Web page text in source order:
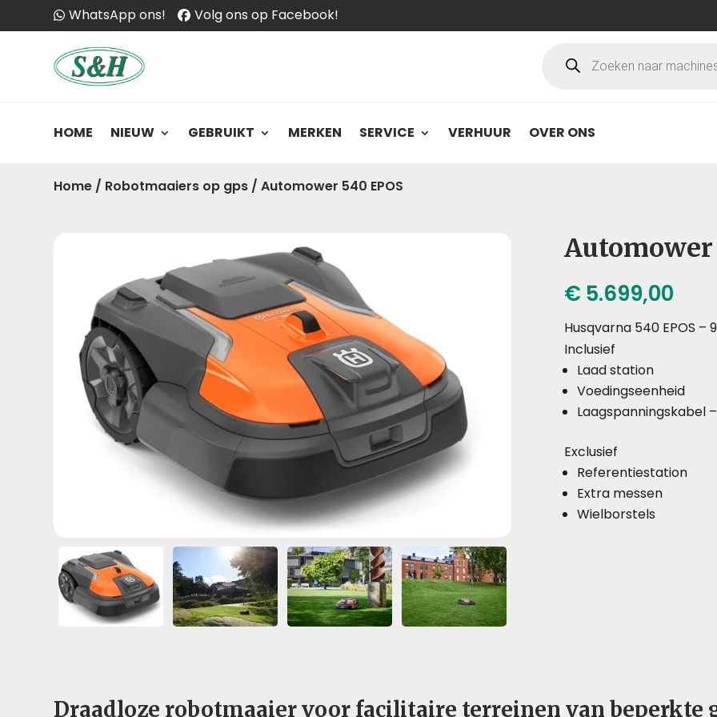
WhatsApp ons! Volg ons op Facebook!
zoeken
HOME NIEUW GEBRUIKT MERKEN SERVICE VERHUUR OVER ONS
Home / Robotmaaiers op gps /Automower 540 EPOS
Automower
€ 5.699,00
Husqvarna 540 EPOS –
Inclusief
Laad station
Voedingseenheid
Laagspanningskabel
Exclusief
Referentiestation
Extra messen
Wielborstels
Draadloze robotmaaier voor facilitaire terreinen van beperkte